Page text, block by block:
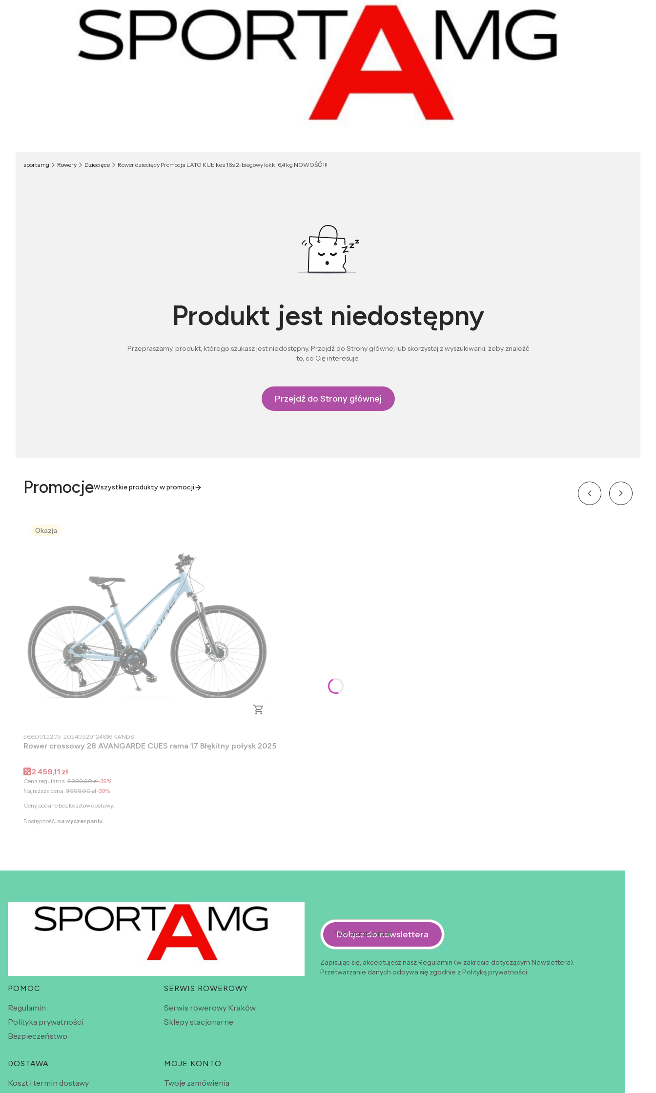
sportamg Rowery Dziecięce Rower dziecięcy Promocja LATO KUbikes 16s 2-biegowy lekki 6,4 kg NOWOŚĆ !!!
Produkt jest niedostępny
Przepraszamy, produkt, którego szukasz jest niedostępny. Przejdź do Strony głównej lub skorzystaj z wyszukiwarki, żeby znaleźć
to, co Cię interesuje.
Przejdź do Strony głównej
PromocjeWszystkie produkty w promocji
Okazja
56.6.091.2205_20240529124636 PRODUCENT
KANDS
Rower crossowy 28 AVANGARDE CUES rama 17 Błękitny połysk 2025
Cena promocyjna
2 459,11 zł
Cena regularna: 3 999,00 zł-39%
Najniższa cena: 3 999,00 zł-39%
Ceny podane bez kosztów dostawy.
Dostępność: na wyczerpaniu
Linki w stopce
POMOC
Regulamin
Polityka prywatności
Bezpieczeństwo
SERWIS ROWEROWY
Serwis rowerowy Kraków
Sklepy stacjonarne
DOSTAWA
Koszt i termin dostawy
MOJE KONTO
Twoje zamówienia
Twój adres e-mail
Dołącz do newslettera
Zapisując się, akceptujesz nasz Regulamin (w zakresie dotyczącym Newslettera).
Przetwarzanie danych odbywa się zgodnie z Polityką prywatności.